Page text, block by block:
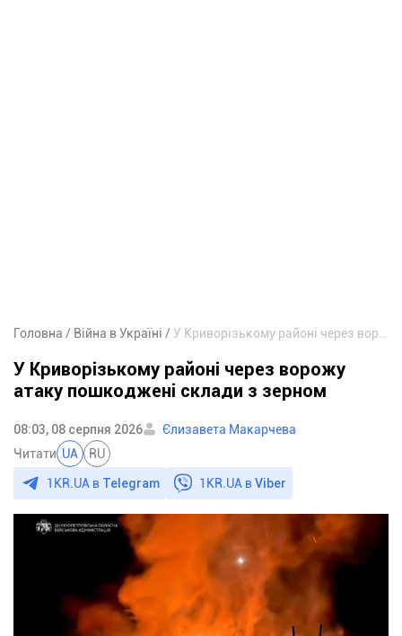
Головна Війна в Україні
У Криворізькому районі через ворожу
атаку пошкоджені склади з зерном
08:03, 08 серпня 2026
Єлизавета Макарчева
Читати UA RU
1KR.UA в Telegram 1KR.UA вViber